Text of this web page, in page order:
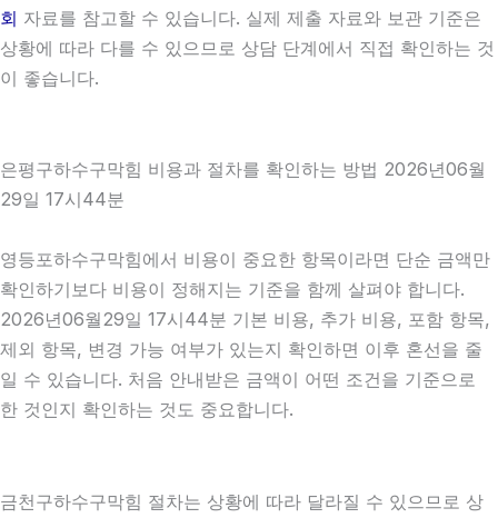
회 자료를 참고할 수 있습니다. 실제 제출 자료와 보관 기준은
상황에 따라 다를 수 있으므로 상담 단계에서 직접 확인하는 것
이 좋습니다.
은평구하수구막힘 비용과 절차를 확인하는 방법 2026년06월
29일 17시44분
영등포하수구막힘에서 비용이 중요한 항목이라면 단순 금액만
확인하기보다 비용이 정해지는 기준을 함께 살펴야 합니다.
2026년06월29일 17시44분 기본 비용, 추가 비용, 포함 항목,
제외 항목, 변경 가능 여부가 있는지 확인하면 이후 혼선을 줄
일 수 있습니다. 처음 안내받은 금액이 어떤 조건을 기준으로
한 것인지 확인하는 것도 중요합니다.
금천구하수구막힘 절차는 상황에 따라 달라질 수 있으므로 상